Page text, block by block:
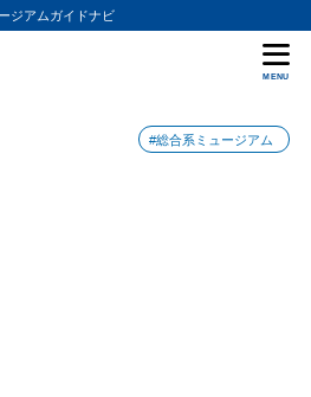
ジアムガイドナビ
MENU
#総合系ミュージアム
特徴